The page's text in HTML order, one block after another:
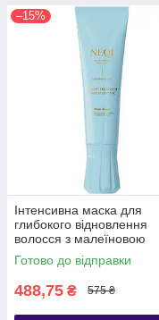
–15%
Інтенсивна маска для
глибокого відновлення
волосся з малеїновою
кислотою NEQI Treatment
Treasure Build Boost 1
Готово до відправки
488,75 ₴ 575 ₴